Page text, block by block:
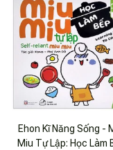
Ehon Kĩ Năng Sống -
Miu Tự Lập: Học Làm